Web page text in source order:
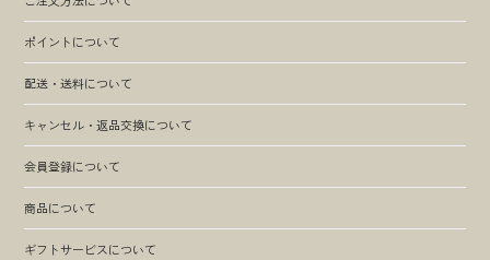
ポイントについて
配送・送料について
キャンセル・返品交換について
会員登録について
商品について
ギフトサービスについて